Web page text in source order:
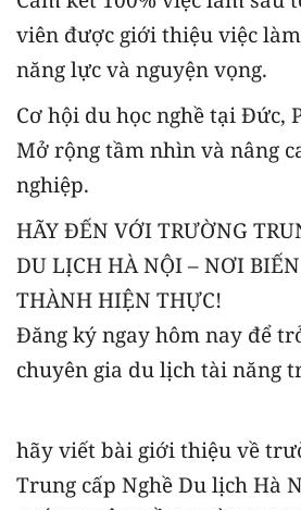
viên được giới thiệu việc
năng lực và nguyện vọng.
Cơ hội du học nghề tại Đức,
Mở rộng tầm nhìn và nâng
nghiệp.
HÃY ĐẾN VỚI TRƯỜNG
DU LỊCH HÀ NỘI – NƠI
THÀNH HIỆN THỰC!
Đăng ký ngay hôm nay để
chuyên gia du lịch tài năng
hãy viết bài giới thiệu về
Trung cấp Nghề Du lịch Hà